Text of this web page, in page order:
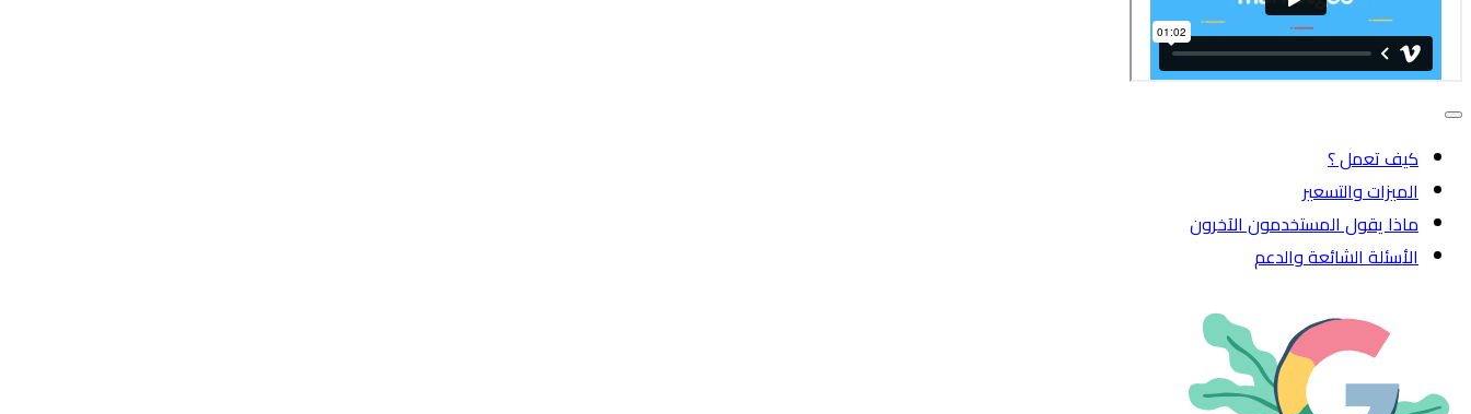
Toggle navigation
كيف تعمل ؟
الميزات والتسعير
ماذا يقول المستخدمون الآخرون
الأسئلة الشائعة والدعم